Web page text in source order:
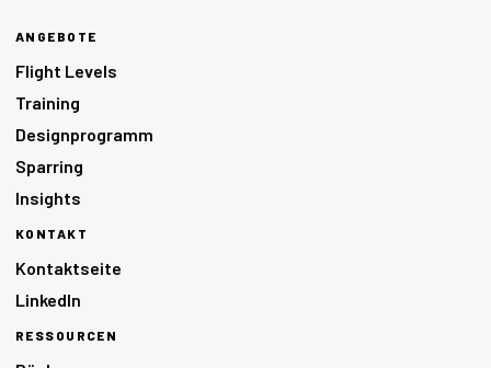
ANGEBOTE
Flight Levels
Training
Designprogramm
Sparring
Insights
KONTAKT
Kontaktseite
LinkedIn
RESSOURCEN